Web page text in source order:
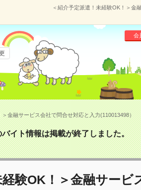
＜紹介予定派遣！未経験OK！＞金
会
金融サービス会社で問合せ対応と入力(110013498）
バイト情報は掲載が終了しました。
験OK！＞金融サービ